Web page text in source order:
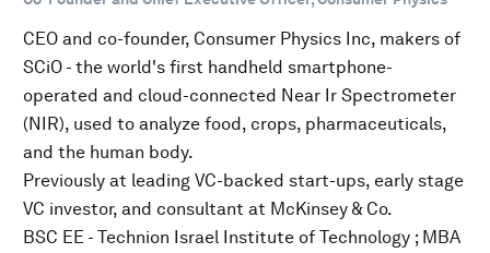
CEO and co-founder, Consumer Physics Inc, makers of
SCiO - the world's first handheld smartphone-
operated and cloud-connected Near Ir Spectrometer
(NIR), used to analyze food, crops, pharmaceuticals,
and the human body.
Previously at leading VC-backed start-ups, early stage
VC investor, and consultant at McKinsey & Co.
BSC EE - Technion Israel Institute of Technology ; MBA